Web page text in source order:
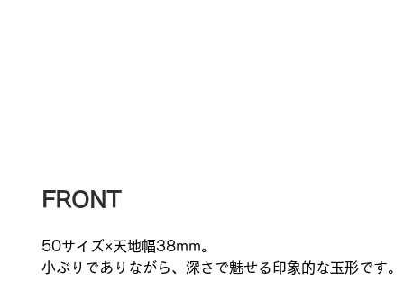
FRONT
50サイズ×天地幅38mm。
小ぶりでありながら、深さで魅せる印象的な玉形です。